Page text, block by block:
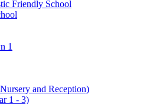
Friendly School
1
and Reception)
1 - 3)